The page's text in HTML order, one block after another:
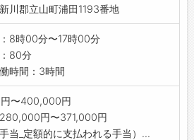
川郡立山町浦田1193番地
8時00分〜17時00分
80分
時間：3時間
〜400,000円
円〜371,000円
手当_定額的に支払われる手当）...